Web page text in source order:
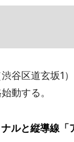
谷区道玄坂1
動する。
ルと縦導線